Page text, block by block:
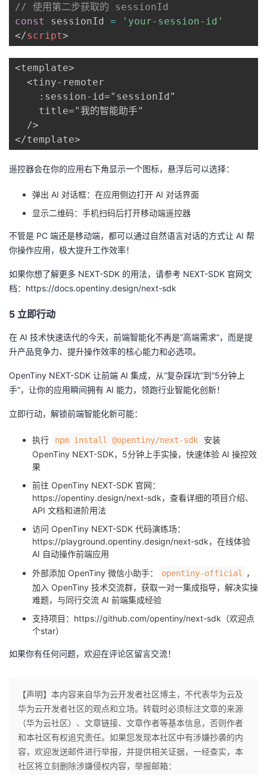
// 使用第二步获取的 sessionId
const
sessionId =
'your-session-id'
</script>
<template>
  <tiny-remoter
    :session-id="sessionId"
    title="我的智能助手"
  />
遥控器会在你的应用右下角显示一个图标，悬浮后可以选择：
弹出 AI 对话框：在应用侧边打开 AI 对话界面
显示二维码：手机扫码后打开移动端遥控器
不管是 PC 端还是移动端，都可以通过自然语言对话的方式让 AI 帮
你操作应用，极大提升工作效率！
如果你想了解更多 NEXT-SDK 的用法，请参考 NEXT-SDK 官网文
档：https://docs.opentiny.design/next-sdk
5 立即行动
在 AI 技术快速迭代的今天，前端智能化不再是“高端需求”，而是提
升产品竞争力、提升操作效率的核心能力和必选项。
OpenTiny NEXT-SDK 让前端 AI 集成，从“复杂踩坑”到“5分钟上
手”，让你的应用瞬间拥有 AI 能力，领跑行业智能化创新！
立即行动，解锁前端智能化新可能：
执行 npm install @opentiny/next-sdk
安装
OpenTiny NEXT-SDK，5分钟上手实操，快速体验 AI 操控效
果
前往 OpenTiny NEXT-SDK 官网：
https://opentiny.design/next-sdk，查看详细的项目介绍、
API 文档和进阶用法
访问 OpenTiny NEXT-SDK 代码演练场：
https://playground.opentiny.design/next-sdk，在线体验
AI 自动操作前端应用
外部添加 OpenTiny 微信小助手：
opentiny-official
，
加入 OpenTiny 技术交流群，获取一对一集成指导，解决实操
难题，与同行交流 AI 前端集成经验
支持项目：https://github.com/opentiny/next-sdk（欢迎点
个star）
如果你有任何问题，欢迎在评论区留言交流！
【声明】本内容来自华为云开发者社区博主，不代表华为云及
华为云开发者社区的观点和立场。转载时必须标注文章的来源
（华为云社区）、文章链接、文章作者等基本信息，否则作者
和本社区有权追究责任。如果您发现本社区中有涉嫌抄袭的内
容，欢迎发送邮件进行举报，并提供相关证据，一经查实，本
社区将立刻删除涉嫌侵权内容，举报邮箱：